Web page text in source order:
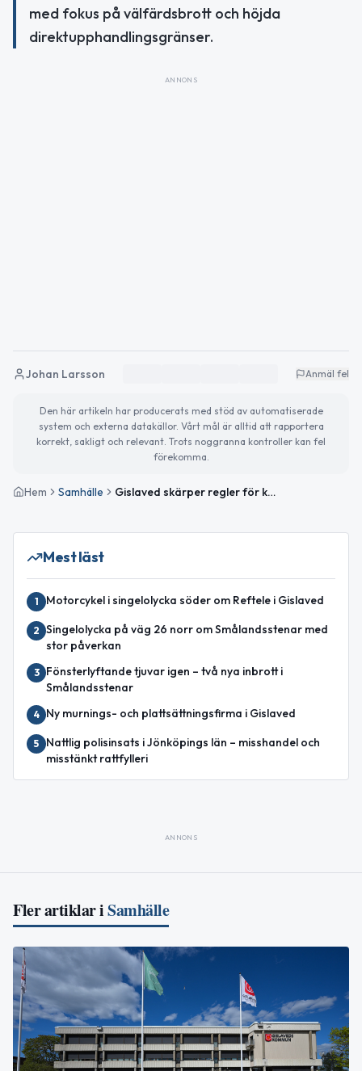
med fokus på välfärdsbrott och höjda
direktupphandlingsgränser.
ANNONS
Johan Larsson Anmäl fel
Den här artikeln har producerats med stöd av automatiserade
system och externa datakällor. Vårt mål är alltid att rapportera
korrekt, sakligt och relevant. Trots noggranna kontroller kan fel
förekomma.
Hem Samhälle Gislaved skärper regler för kommunens upphandlingar
Mest läst
1 Motorcykel i singelolycka söder om Reftele i Gislaved
2 Singelolycka på väg 26 norr om Smålandsstenar med
stor påverkan
3
Fönsterlyftande tjuvar igen – två nya inbrott i
Smålandsstenar
4 Ny murnings- och plattsättningsfirma i Gislaved
5
Nattlig polisinsats i Jönköpings län – misshandel och
misstänkt rattfylleri
ANNONS
Fler artiklar iSamhälle